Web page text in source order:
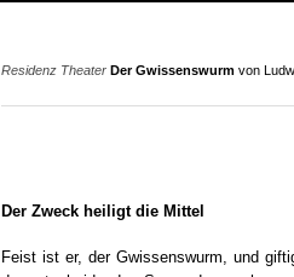
Residenz Theater Der Gwissenswurm von
Der Zweck heiligt die Mittel
Feist ist er, der Gwissenswurm, und